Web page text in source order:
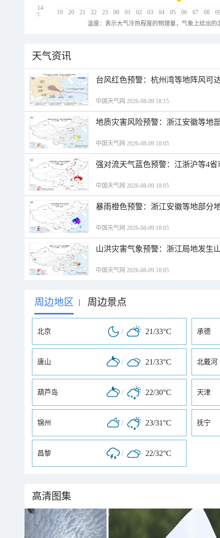
19 20 21 22 23 00 01 02 03 04 05 06 07 08
14
℃
温度：表示大气冷热程度的物理量，气象上给出
天气资讯
台风红色预警：杭州湾等地阵风可
中国天气网 2026-08-09 18:15
地质灾害风险预警：浙江安徽等地
中国天气网 2026-08-09 18:05
强对流天气蓝色预警：江浙沪等4
中国天气网 2026-08-09 18:05
暴雨橙色预警：浙江安徽等地部分
中国天气网 2026-08-09 18:05
山洪灾害气象预警：浙江局地发生
中国天气网 2026-08-09 18:05
周边地区 | 周边景点
北京 / 21/33°C 承德
唐山 / 21/33°C 北戴河
葫芦岛 / 22/30°C 天津
锦州 / 23/31°C 抚宁
昌黎 / 22/32°C
高清图集